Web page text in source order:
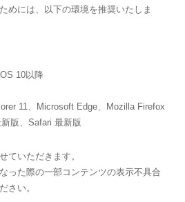
めには、以下の環境を推奨いたしま
10以降
11、Microsoft Edge、Mozilla Firefox
版、Safari 最新版
ていただきます。
った際の一部コンテンツの表示不具合
さい。